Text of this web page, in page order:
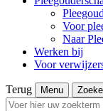
Voor
Naar
Werken bij
Voor
Terug Menu